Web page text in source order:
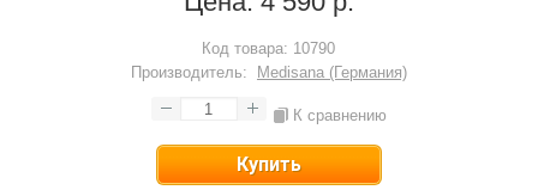
Код товара: 10790
Производитель:
Medisana (Германия)
К сравнению